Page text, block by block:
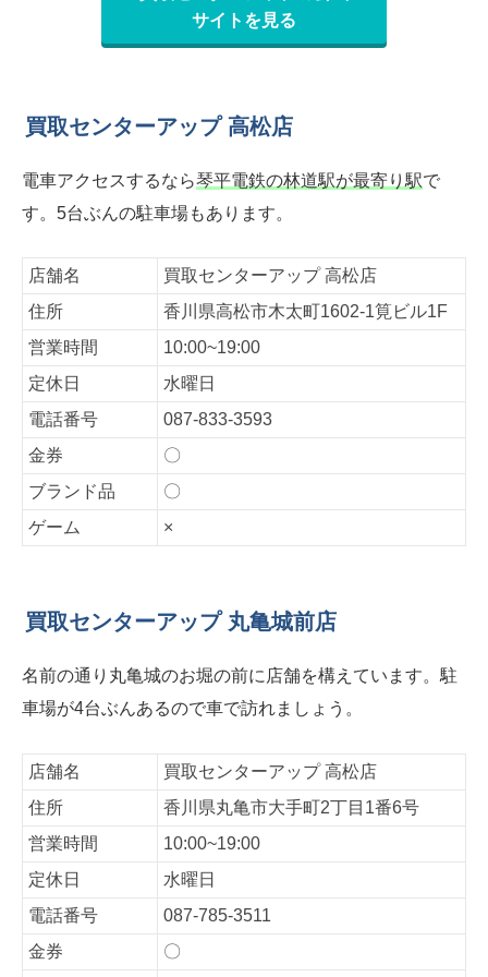
サイトを見る
買取センターアップ 高松店
電車アクセスするなら琴平電鉄の林道駅が最寄り駅で
す。5台ぶんの駐車場もあります。
店舗名
買取センターアップ 高松店
住所
香川県高松市木太町1602-1筧ビル1F
営業時間
10:00~19:00
定休日
水曜日
電話番号
087-833-3593
金券
〇
ブランド品
〇
ゲーム
×
買取センターアップ 丸亀城前店
名前の通り丸亀城のお堀の前に店舗を構えています。駐
車場が4台ぶんあるので車で訪れましょう。
店舗名
買取センターアップ 高松店
住所
香川県丸亀市大手町2丁目1番6号
営業時間
10:00~19:00
定休日
水曜日
電話番号
087-785-3511
金券
〇